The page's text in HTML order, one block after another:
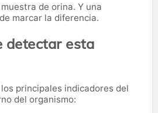
de orina. Y una
marcar la diferencia.
detectar esta
principales indicadores del
del organismo: